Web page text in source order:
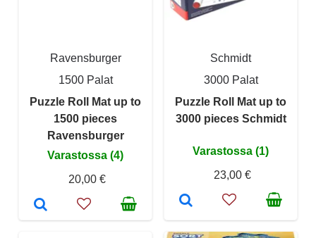
Ravensburger
1500 Palat
Puzzle Roll Mat up to
1500 pieces
Ravensburger
Varastossa (4)
20,00 €
Schmidt
3000 Palat
Puzzle Roll Mat up to
3000 pieces Schmidt
Varastossa (1)
23,00 €